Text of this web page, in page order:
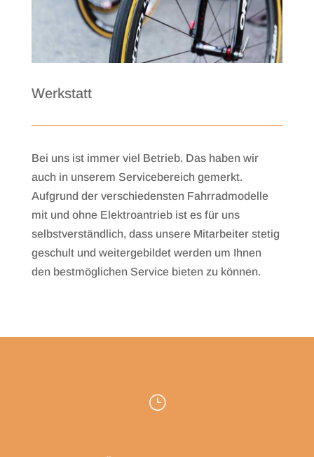
Werkstatt
Bei uns ist immer viel Betrieb. Das haben wir
auch in unserem Servicebereich gemerkt.
Aufgrund der verschiedensten Fahrradmodelle
mit und ohne Elektroantrieb ist es für uns
selbstverständlich, dass unsere Mitarbeiter stetig
geschult und weitergebildet werden um Ihnen
den bestmöglichen Service bieten zu können.
}